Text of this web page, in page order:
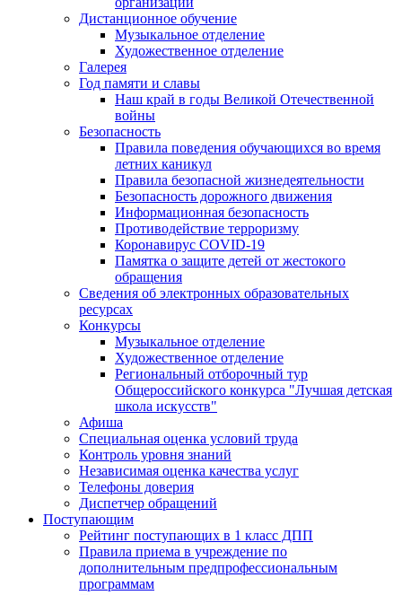
Дистанционное обучение
Музыкальное отделение
Художественное отделение
Галерея
Год памяти и славы
Наш край в годы Великой Отечественной
войны
Безопасность
Правила поведения обучающихся во время
летних каникул
Правила безопасной жизнедеятельности
Безопасность дорожного движения
Информационная безопасность
Противодействие терроризму
Коронавирус COVID-19
Памятка о защите детей от жестокого
обращения
Сведения об электронных образовательных
ресурсах
Конкурсы
Музыкальное отделение
Художественное отделение
Региональный отборочный тур
Общероссийского конкурса "Лучшая детская
школа искусств"
Афиша
Специальная оценка условий труда
Контроль уровня знаний
Независимая оценка качества услуг
Телефоны доверия
Диспетчер обращений
Поступающим
Рейтинг поступающих в 1 класс ДПП
Правила приема в учреждение по
дополнительным предпрофессиональным
программам